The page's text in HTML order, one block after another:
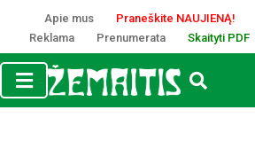
Apie mus
Praneškite NAUJIENĄ!
Reklama
Prenumerata Skaityti PDF